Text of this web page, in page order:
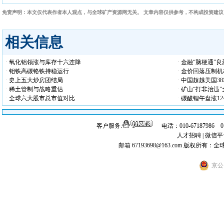
免责声明：本文仅代表作者本人观点，与全球矿产资源网无关。 文章内容仅供参考，不构成投资建
相关信息
· 氧化铝领涨与库存十六连降
· 金融“脑梗通”
· 钼铁高碳铬铁持稳运行
· 金价回落压制
· 史上五大炒房团结局
· 中国超越美国
· 稀土管制与战略重估
· 矿山“打非治违
· 全球六大股市总市值对比
· 碳酸锂午盘涨
客户服务:
电话：010-67187986
人才招聘 微信
邮箱 67193698@163.com 版权所有：全
京公